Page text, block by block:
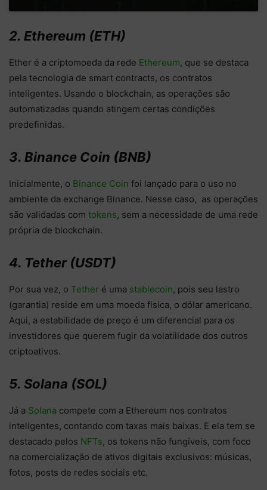
2. Ethereum (ETH)
Ether é a criptomoeda da rede Ethereum, que se destaca
pela tecnologia de smart contracts, os contratos
inteligentes. Usando o blockchain, as operações são
automatizadas quando atingem certas condições
predefinidas.
3. Binance Coin (BNB)
Inicialmente, o Binance Coin foi lançado para o uso no
ambiente da exchange Binance. Nesse caso, as operações
são validadas com tokens, sem a necessidade de uma rede
própria de blockchain.
4. Tether (USDT)
Por sua vez, o Tether é uma stablecoin, pois seu lastro
(garantia) reside em uma moeda física, o dólar americano.
Aqui, a estabilidade de preço é um diferencial para os
investidores que querem fugir da volatilidade dos outros
criptoativos.
5. Solana (SOL)
Já a Solana compete com a Ethereum nos contratos
inteligentes, contando com taxas mais baixas. E ela tem se
destacado pelos NFTs, os tokens não fungíveis, com foco
na comercialização de ativos digitais exclusivos: músicas,
fotos, posts de redes sociais etc.